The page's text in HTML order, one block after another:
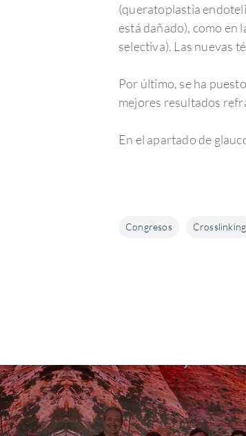
(queratoplastia
está dañado), como en
selectiva). Las nuevas
Por último, se ha
mejores resultados
En el apartado de
Congresos Crosslinking